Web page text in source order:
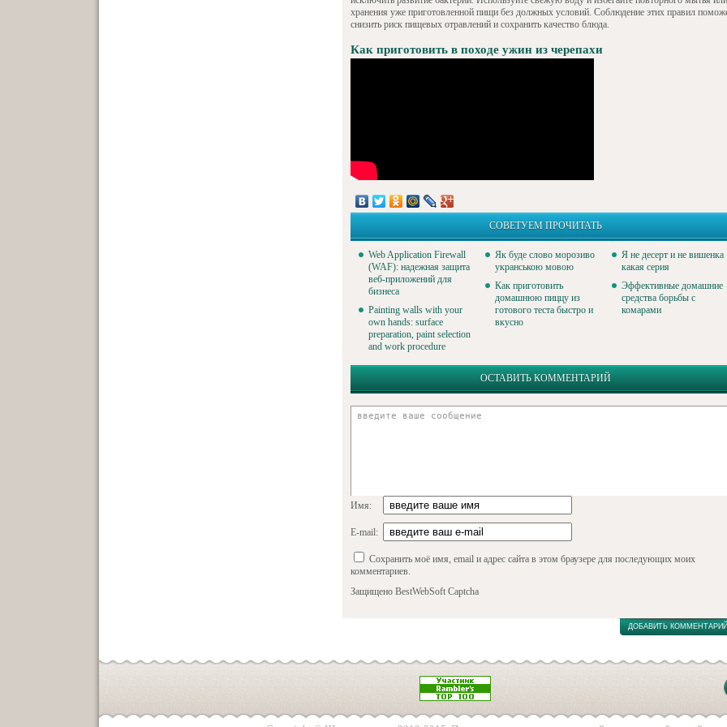
хранения уже приготовленной пищи без должных условий. Соблюдение этих правил
снизить риск пищевых отравлений и сохранить качество блюда.
Как приготовить в походе ужин из черепахи
СОВЕТУЕМ ПРОЧИТАТЬ
Web Application Firewall
(WAF): надежная защита
веб-приложений для
бизнеса
Painting walls with your
own hands: surface
preparation, paint selection
and work procedure
Як буде слово морозиво
укранською мовою
Как приготовить
домашнюю пиццу из
готового теста быстро и
вкусно
Я не десерт и не вишенка
какая серия
Эффективные домашние
средства борьбы с
комарами
ОСТАВИТЬ КОММЕНТАРИЙ
Имя:
E-mail:
Сохранить моё имя, email и адрес сайта в этом браузере для последующих моих
комментариев.
Защищено BestWebSoft Captcha